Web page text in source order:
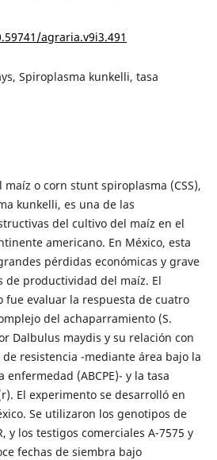
agraria.v9i3.491
Spiroplasma kunkelli, tasa
o corn stunt spiroplasma (CSS),
kunkelli, es una de las
del cultivo del maíz en el
americano. En México, esta
pérdidas económicas y grave
de productividad del maíz. El
fue evaluar la respuesta de cuatro
del achaparramiento (S.
Dalbulus maydis y su relación con
resistencia -mediante área bajo la
(ABCPE)- y la tasa
El experimento se desarrolló en
Se utilizaron los genotipos de
y los testigos comerciales A-7575 y
fechas de siembra bajo